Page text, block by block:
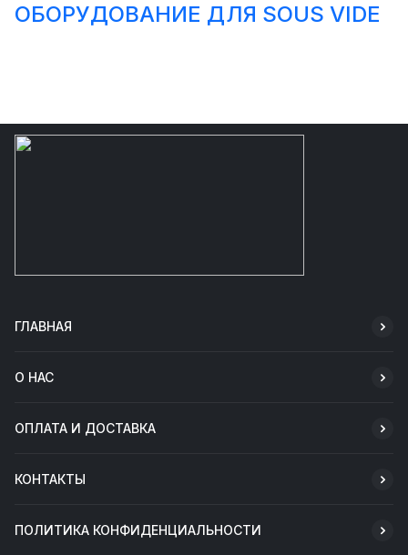
ОБОРУДОВАНИЕ ДЛЯ SOUS VIDE
ГЛАВНАЯ
О НАС
ОПЛАТА И ДОСТАВКА
КОНТАКТЫ
ПОЛИТИКА КОНФИДЕНЦИАЛЬНОСТИ